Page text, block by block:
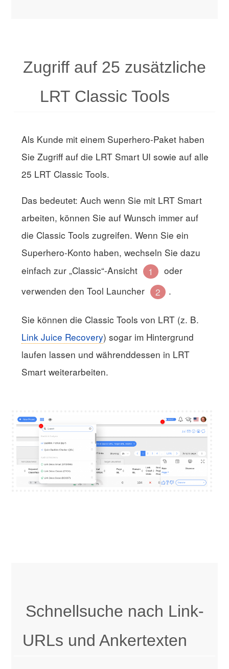
Zugriff auf 25 zusätzliche
LRT Classic Tools
Als Kunde mit einem Superhero-Paket haben
Sie Zugriff auf die LRT Smart UI sowie auf alle
25 LRT Classic Tools.
Das bedeutet: Auch wenn Sie mit LRT Smart
arbeiten, können Sie auf Wunsch immer auf
die Classic Tools zugreifen. Wenn Sie ein
Superhero-Konto haben, wechseln Sie dazu
einfach zur „Classic“-Ansicht
1
oder
verwenden den Tool Launcher
2 .
Sie können die Classic Tools von LRT (z. B.
Link Juice Recovery) sogar im Hintergrund
laufen lassen und währenddessen in LRT
Smart weiterarbeiten.
Schnellsuche nach Link-
URLs und Ankertexten